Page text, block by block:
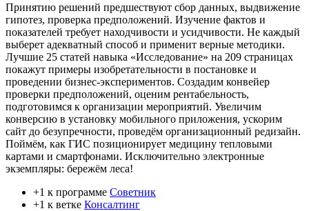
Принятию решений предшествуют сбор данных, выдвижение
гипотез, проверка предположений. Изучение фактов и
показателей требует находчивости и усидчивости. Не каждый
выберет адекватный способ и применит верные методики.
Лучшие 25 статей навыка «Исследование» на 209 страницах
покажут примеры изобретательности в постановке и
проведении бизнес-экспериментов. Создадим конвейер
проверки предположений, оценим рентабельность,
подготовимся к организации мероприятий. Увеличим
конверсию в установку мобильного приложения, ускорим
сайт до безупречности, проведём организационный редизайн.
Поймём, как ГИС позиционирует медицину тепловыми
картами и смартфонами. Исключительно электронные
экземпляры: бережём леса!
+1 к программе Советник
+1 к ветке Консалтинг